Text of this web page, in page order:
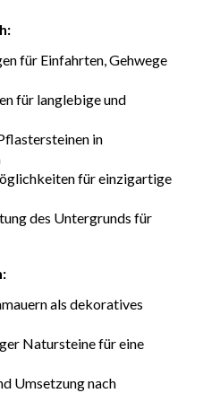
für Einfahrten, Gehwege
für langlebige und
in
für einzigartige
des Untergrunds für
als dekoratives
Natursteine für eine
Umsetzung nach